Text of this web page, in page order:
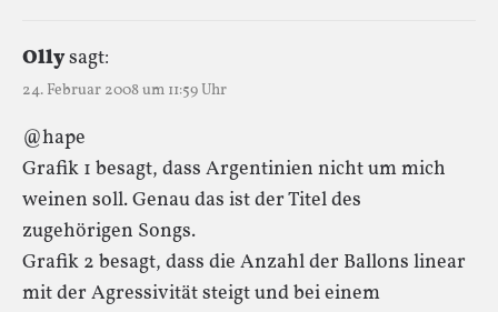
Ollysagt:
24. Februar 2008 um 11:59 Uhr
@hape
Grafik 1 besagt, dass Argentinien nicht um mich
weinen soll. Genau das ist der Titel des
zugehörigen Songs.
Grafik 2 besagt, dass die Anzahl der Ballons linear
mit der Agressivität steigt und bei einem